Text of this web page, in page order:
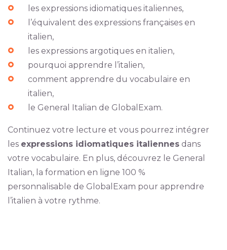
les expressions idiomatiques italiennes,
l’équivalent des expressions françaises en
italien,
les expressions argotiques en italien,
pourquoi apprendre l’italien,
comment apprendre du vocabulaire en
italien,
le General Italian de GlobalExam.
Continuez votre lecture et vous pourrez intégrer
les expressions idiomatiques italiennesdans
votre vocabulaire. En plus, découvrez le General
Italian, la formation en ligne 100 %
personnalisable de GlobalExam pour apprendre
l’italien à votre rythme.